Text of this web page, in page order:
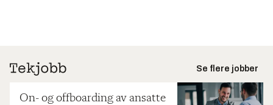
Se flere jobber
On- og offboarding av ansatte